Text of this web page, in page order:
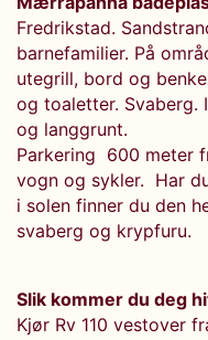
Fredrikstad.
barnefamilier. På
utegrill, bord og
og toaletter. Svaberg.
og langgrunt.
Parkering 600 meter
vogn og sykler. Har
i solen finner du den
svaberg og krypfuru.
Slik kommer du deg
Kjør Rv 110 vestover